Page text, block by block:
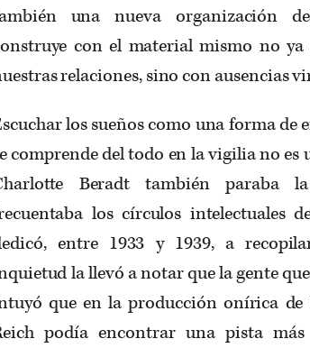
una nueva organización
con el material mismo no
relaciones, sino con ausencias
los sueños como una forma de
comprende del todo en la vigilia no
Beradt también paraba
los círculos intelectuales
entre 1933 y 1939, a
la llevó a notar que la gente
que en la producción onírica de
podía encontrar una pista